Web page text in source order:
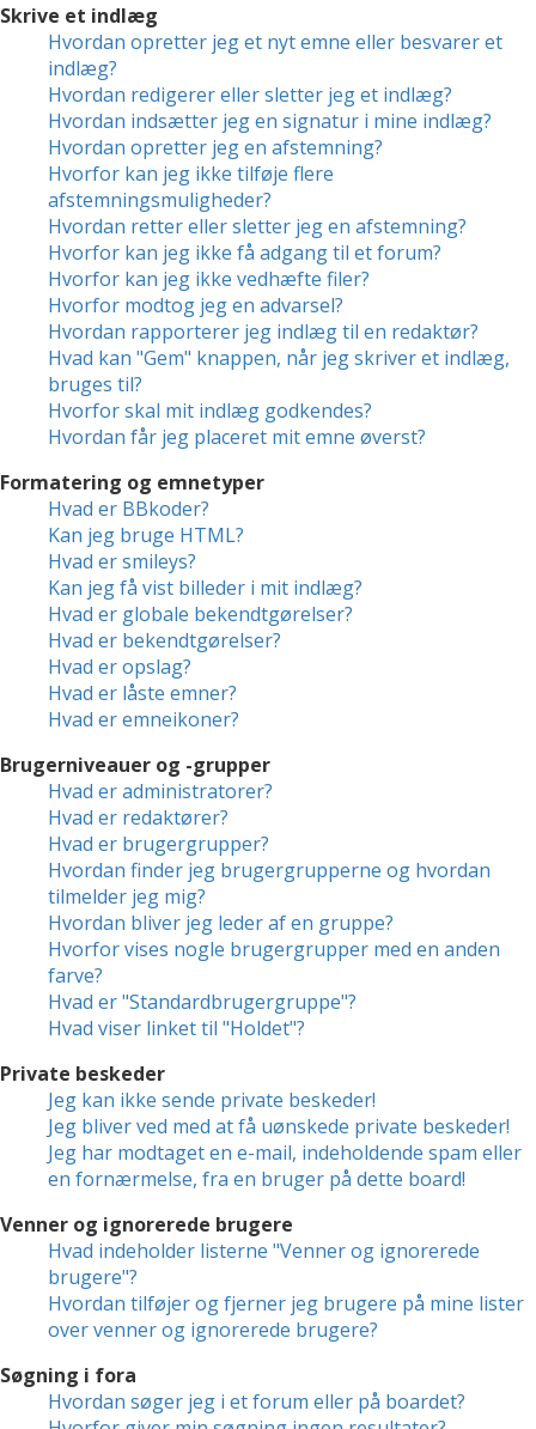
Skrive et indlæg
Hvordan opretter jeg et nyt emne eller besvarer et
indlæg?
Hvordan redigerer eller sletter jeg et indlæg?
Hvordan indsætter jeg en signatur i mine indlæg?
Hvordan opretter jeg en afstemning?
Hvorfor kan jeg ikke tilføje flere
afstemningsmuligheder?
Hvordan retter eller sletter jeg en afstemning?
Hvorfor kan jeg ikke få adgang til et forum?
Hvorfor kan jeg ikke vedhæfte filer?
Hvorfor modtog jeg en advarsel?
Hvordan rapporterer jeg indlæg til en redaktør?
Hvad kan "Gem" knappen, når jeg skriver et indlæg,
bruges til?
Hvorfor skal mit indlæg godkendes?
Hvordan får jeg placeret mit emne øverst?
Formatering og emnetyper
Hvad er BBkoder?
Kan jeg bruge HTML?
Hvad er smileys?
Kan jeg få vist billeder i mit indlæg?
Hvad er globale bekendtgørelser?
Hvad er bekendtgørelser?
Hvad er opslag?
Hvad er låste emner?
Hvad er emneikoner?
Brugerniveauer og -grupper
Hvad er administratorer?
Hvad er redaktører?
Hvad er brugergrupper?
Hvordan finder jeg brugergrupperne og hvordan
tilmelder jeg mig?
Hvordan bliver jeg leder af en gruppe?
Hvorfor vises nogle brugergrupper med en anden
farve?
Hvad er "Standardbrugergruppe"?
Hvad viser linket til "Holdet"?
Private beskeder
Jeg kan ikke sende private beskeder!
Jeg bliver ved med at få uønskede private beskeder!
Jeg har modtaget en e-mail, indeholdende spam eller
en fornærmelse, fra en bruger på dette board!
Venner og ignorerede brugere
Hvad indeholder listerne "Venner og ignorerede
brugere"?
Hvordan tilføjer og fjerner jeg brugere på mine lister
over venner og ignorerede brugere?
Søgning i fora
Hvordan søger jeg i et forum eller på boardet?